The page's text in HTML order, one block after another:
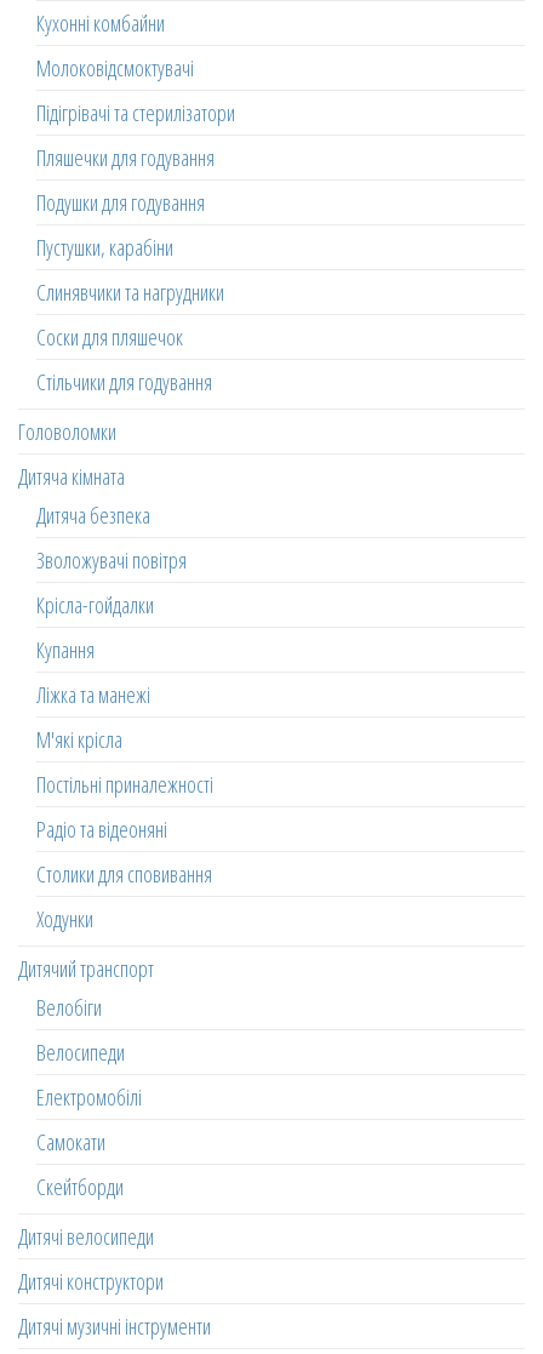
Кухонні комбайни
Молоковідсмоктувачі
Підігрівачі та стерилізатори
Пляшечки для годування
Подушки для годування
Пустушки, карабіни
Слинявчики та нагрудники
Соски для пляшечок
Стільчики для годування
Головоломки
Дитяча кімната
Дитяча безпека
Зволожувачі повітря
Крісла-гойдалки
Купання
Ліжка та манежі
М'які крісла
Постільні приналежності
Радіо та відеоняні
Столики для сповивання
Ходунки
Дитячий транспорт
Велобіги
Велосипеди
Електромобілі
Самокати
Скейтборди
Дитячі велосипеди
Дитячі конструктори
Дитячі музичні інструменти